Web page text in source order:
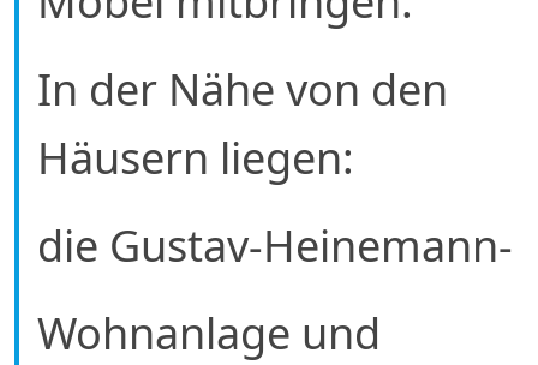
In der Nähe von den
Häusern liegen:
die Gustav-Heinemann-
Wohnanlage und